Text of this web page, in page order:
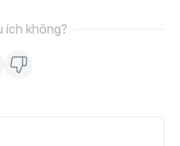
ích không?